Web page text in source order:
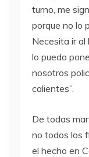
turno, me
porque no lo
Necesita ir al
lo puedo
nosotros
calientes”.
De todas
no todos los
el hecho en